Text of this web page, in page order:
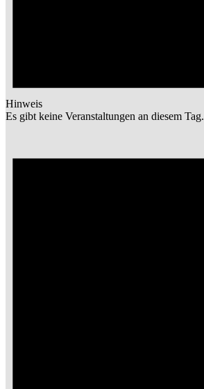
Hinweis
Es gibt keine Veranstaltungen an diesem Tag.